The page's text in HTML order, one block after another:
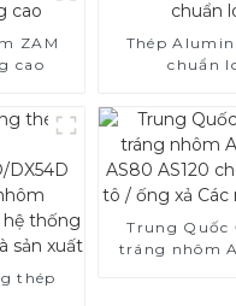
ZAM
cao
Thép
chuẩn
thép
Trung Quốc
tráng nhôm